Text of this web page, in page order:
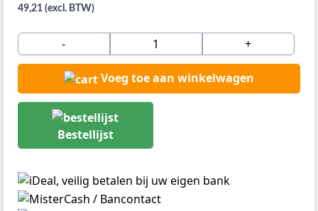
49,21 (excl. BTW)
- +
Voeg toe aan winkelwagen
Bestellijst